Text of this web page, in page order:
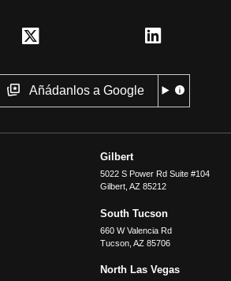
Añádanlos a Google
Gilbert
5022 S Power Rd Suite #104
Gilbert, AZ 85212
South Tucson
660 W Valencia Rd
Tucson, AZ 85706
North Las Vegas